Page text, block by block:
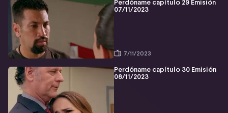
Perdóname capítulo 29 Emisión
07/11/2023
7/11/2023
Perdóname capítulo 30 Emisión
08/11/2023